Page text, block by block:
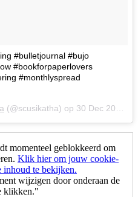
#bulletjournal #bujo
#bookforpaperlovers
#monthlyspread
(@scusikatha) op 30 Dec 2017 om 4:06 (PST)
momenteel geblokkeerd om
Klik hier om jouw cookie-
inhoud te bekijken.
wijzigen door onderaan de
klikken."